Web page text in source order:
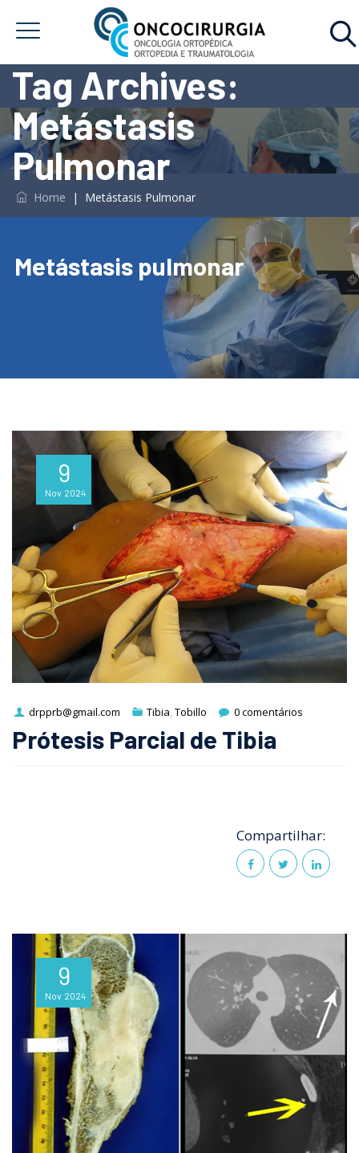
Tag Archives:
Metástasis
Pulmonar
Home | Metástasis Pulmonar
Metástasis pulmonar
9
Nov 2024
drpprb@gmail.com Tibia ,Tobillo 0 comentários
Prótesis Parcial de Tibia
Compartilhar:
9
Nov 2024